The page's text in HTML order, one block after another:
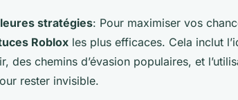
stratégies: Pour maximiser vos
Roblox les plus efficaces. Cela inclut
des chemins d’évasion populaires, et
rester invisible.